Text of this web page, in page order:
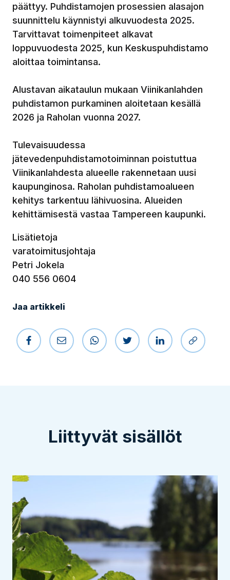
päättyy. Puhdistamojen prosessien alasajon
suunnittelu käynnistyi alkuvuodesta 2025.
Tarvittavat toimenpiteet alkavat
loppuvuodesta 2025, kun Keskuspuhdistamo
aloittaa toimintansa.
Alustavan aikataulun mukaan Viinikanlahden
puhdistamon purkaminen aloitetaan kesällä
2026 ja Raholan vuonna 2027.
Tulevaisuudessa
jätevedenpuhdistamotoiminnan poistuttua
Viinikanlahdesta alueelle rakennetaan uusi
kaupunginosa. Raholan puhdistamoalueen
kehitys tarkentuu lähivuosina. Alueiden
kehittämisestä vastaa Tampereen kaupunki.
Lisätietoja
varatoimitusjohtaja
Petri Jokela
040 556 0604
Jaa artikkeli
Jaa Facebookissa
Jaa sähköpostilla
Jaa WhatsAppissa
Jaa Twitterissä
Jaa Kopioi
Liittyvät sisällöt